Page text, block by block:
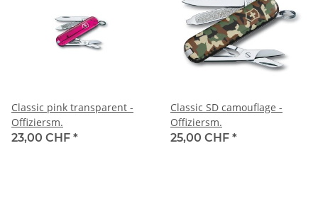
Classic pink transparent -
Offiziersm.
23,00 CHF *
Classic SD camouflage -
Offiziersm.
25,00 CHF *